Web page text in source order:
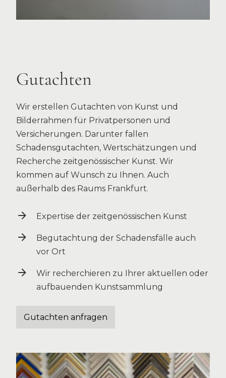
Gutachten
Wir erstellen Gutachten von Kunst und
Bilderrahmen für Privatpersonen und
Versicherungen. Darunter fallen
Schadensgutachten, Wertschätzungen und
Recherche zeitgenössischer Kunst. Wir
kommen auf Wunsch zu Ihnen. Auch
außerhalb des Raums Frankfurt.
Expertise der zeitgenössischen Kunst
Begutachtung der Schadensfälle auch
vor Ort
Wir recherchieren zu Ihrer aktuellen oder
aufbauenden Kunstsammlung
Gutachten anfragen